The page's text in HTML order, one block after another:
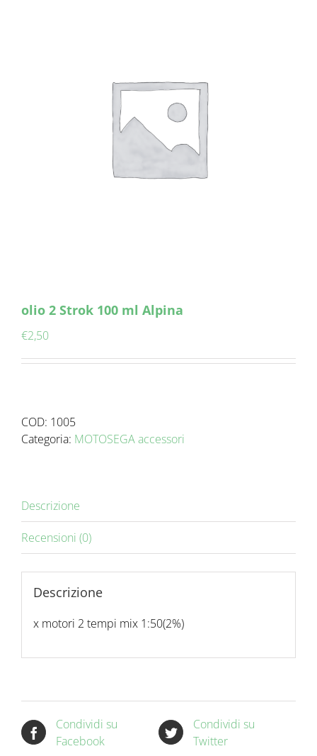
olio 2 Strok 100 ml Alpina
€2,50
COD: 1005
Categoria: MOTOSEGA accessori
Descrizione
Recensioni (0)
Descrizione
x motori 2 tempi mix 1:50(2%)
Condividi su
Facebook
Condividi su
Twitter